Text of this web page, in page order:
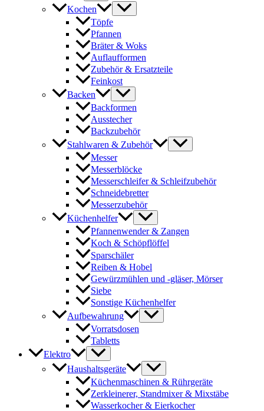
Kochen
Töpfe
Pfannen
Bräter & Woks
Auflaufformen
Zubehör & Ersatzteile
Feinkost
Backen
Backformen
Ausstecher
Backzubehör
Stahlwaren & Zubehör
Messer
Messerblöcke
Messerschleifer & Schleifzubehör
Schneidebretter
Messerzubehör
Küchenhelfer
Pfannenwender & Zangen
Koch & Schöpflöffel
Sparschäler
Reiben & Hobel
Gewürzmühlen und -gläser, Mörser
Siebe
Sonstige Küchenhelfer
Aufbewahrung
Vorratsdosen
Tabletts
Elektro
Haushaltsgeräte
Küchenmaschinen & Rührgeräte
Zerkleinerer, Standmixer & Mixstäbe
Wasserkocher & Eierkocher